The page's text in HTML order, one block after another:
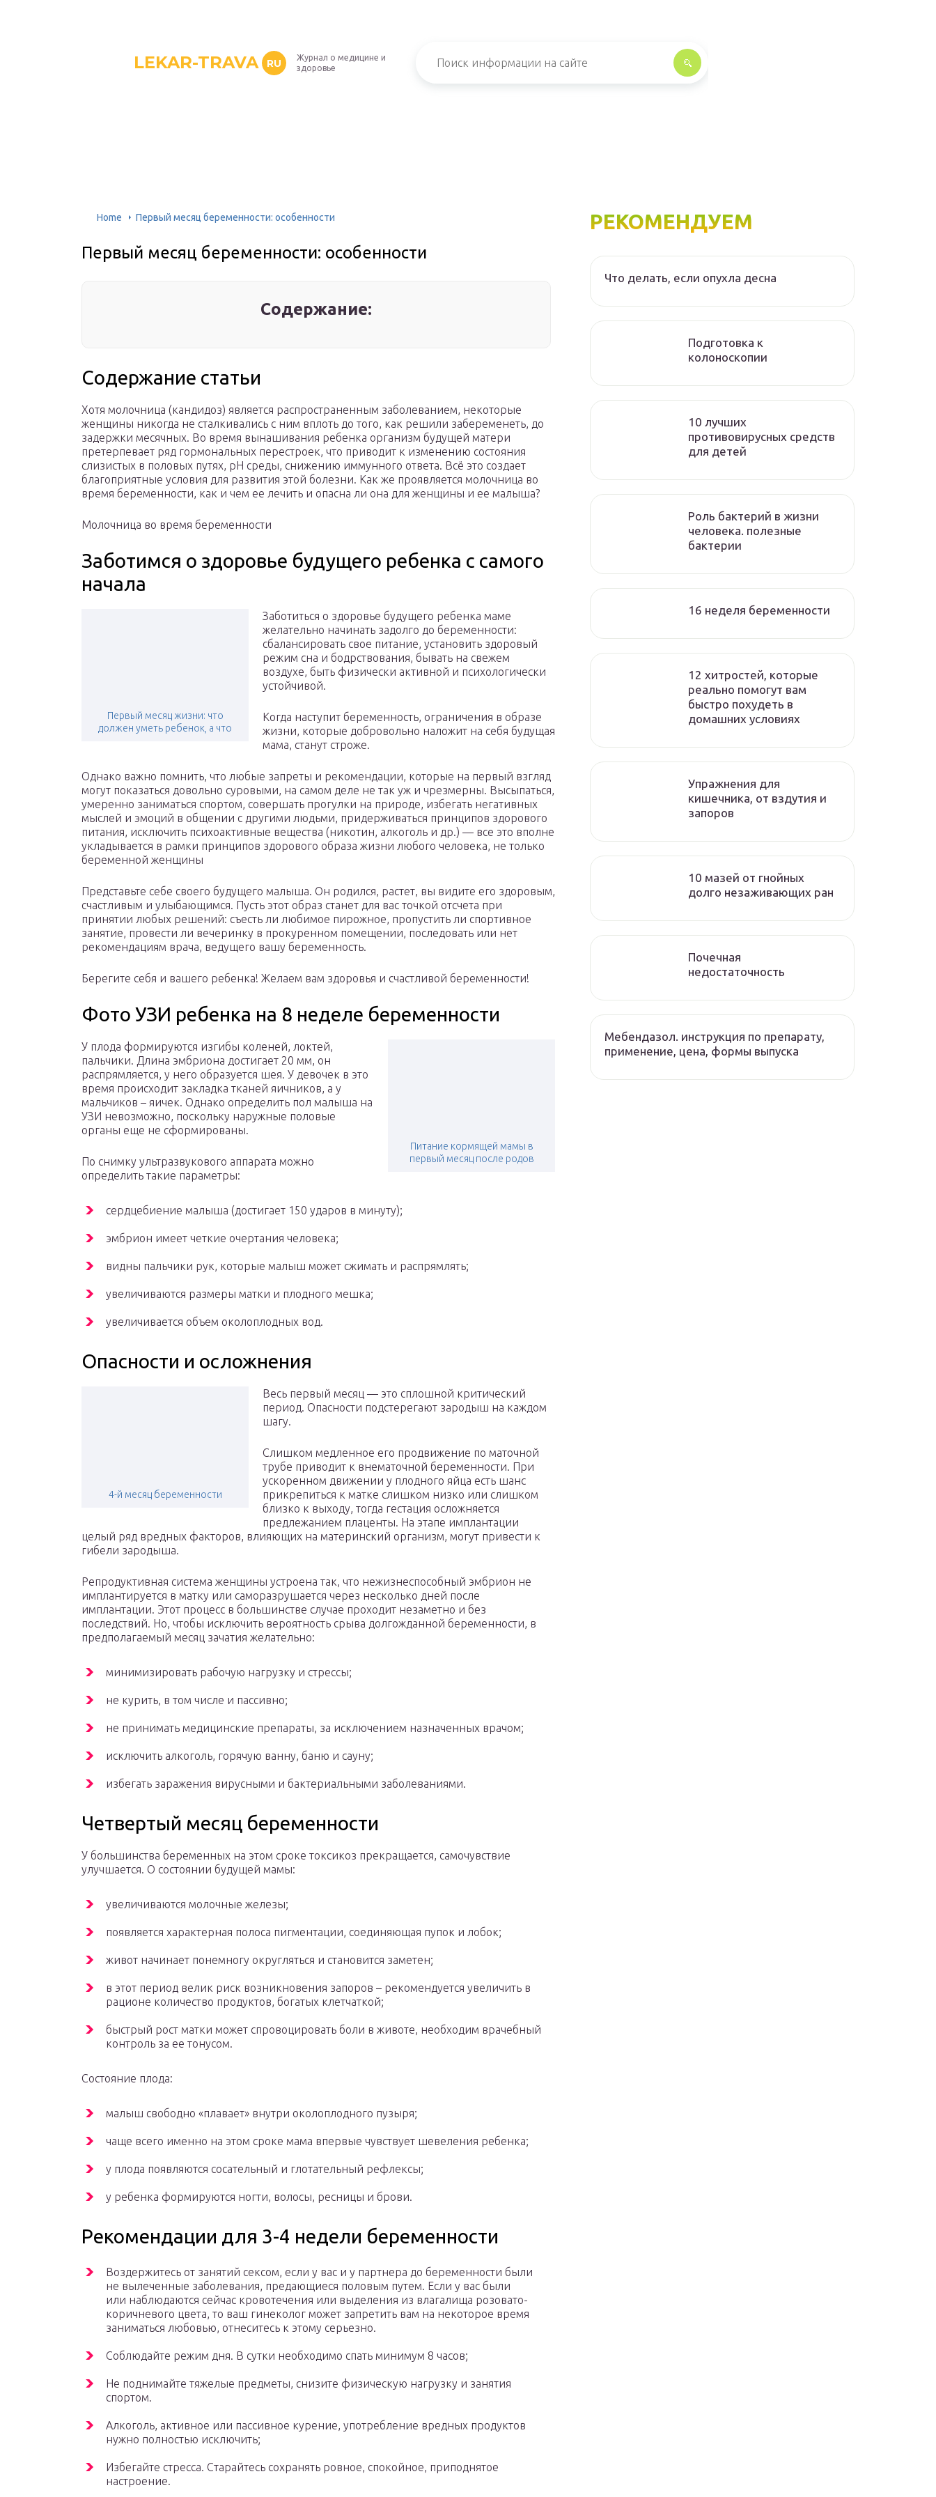
LEKAR-TRAVA RU
Журнал о медицине и
здоровье
Home Первый месяц беременности: особенности
Первый месяц беременности: особенности
Содержание:
Содержание статьи
Хотя молочница (кандидоз) является распространенным заболеванием, некоторые
женщины никогда не сталкивались с ним вплоть до того, как решили забеременеть, до
задержки месячных. Во время вынашивания ребенка организм будущей матери
претерпевает ряд гормональных перестроек, что приводит к изменению состояния
слизистых в половых путях, рН среды, снижению иммунного ответа. Всё это создает
благоприятные условия для развития этой болезни. Как же проявляется молочница во
время беременности, как и чем ее лечить и опасна ли она для женщины и ее малыша?
Молочница во время беременности
Заботимся о здоровье будущего ребенка с самого
начала
Первый месяц жизни: что
должен уметь ребенок, а что
Заботиться о здоровье будущего ребенка маме
желательно начинать задолго до беременности:
сбалансировать свое питание, установить здоровый
режим сна и бодрствования, бывать на свежем
воздухе, быть физически активной и психологически
устойчивой.
Когда наступит беременность, ограничения в образе
жизни, которые добровольно наложит на себя будущая
мама, станут строже.
Однако важно помнить, что любые запреты и рекомендации, которые на первый взгляд
могут показаться довольно суровыми, на самом деле не так уж и чрезмерны. Высыпаться,
умеренно заниматься спортом, совершать прогулки на природе, избегать негативных
мыслей и эмоций в общении с другими людьми, придерживаться принципов здорового
питания, исключить психоактивные вещества (никотин, алкоголь и др.) — все это вполне
укладывается в рамки принципов здорового образа жизни любого человека, не только
беременной женщины
Представьте себе своего будущего малыша. Он родился, растет, вы видите его здоровым,
счастливым и улыбающимся. Пусть этот образ станет для вас точкой отсчета при
принятии любых решений: съесть ли любимое пирожное, пропустить ли спортивное
занятие, провести ли вечеринку в прокуренном помещении, последовать или нет
рекомендациям врача, ведущего вашу беременность.
Берегите себя и вашего ребенка! Желаем вам здоровья и счастливой беременности!
Фото УЗИ ребенка на 8 неделе беременности
Питание кормящей мамы в
первый месяц после родов
У плода формируются изгибы коленей, локтей,
пальчики. Длина эмбриона достигает 20 мм, он
распрямляется, у него образуется шея. У девочек в это
время происходит закладка тканей яичников, а у
мальчиков – яичек. Однако определить пол малыша на
УЗИ невозможно, поскольку наружные половые
органы еще не сформированы.
По снимку ультразвукового аппарата можно
определить такие параметры:
сердцебиение малыша (достигает 150 ударов в минуту);
эмбрион имеет четкие очертания человека;
видны пальчики рук, которые малыш может сжимать и распрямлять;
увеличиваются размеры матки и плодного мешка;
увеличивается объем околоплодных вод.
Опасности и осложнения
4-й месяц беременности
Весь первый месяц — это сплошной критический
период. Опасности подстерегают зародыш на каждом
шагу.
Слишком медленное его продвижение по маточной
трубе приводит к внематочной беременности. При
ускоренном движении у плодного яйца есть шанс
прикрепиться к матке слишком низко или слишком
близко к выходу, тогда гестация осложняется
предлежанием плаценты. На этапе имплантации
целый ряд вредных факторов, влияющих на материнский организм, могут привести к
гибели зародыша.
Репродуктивная система женщины устроена так, что нежизнеспособный эмбрион не
имплантируется в матку или саморазрушается через несколько дней после
имплантации. Этот процесс в большинстве случае проходит незаметно и без
последствий. Но, чтобы исключить вероятность срыва долгожданной беременности, в
предполагаемый месяц зачатия желательно:
минимизировать рабочую нагрузку и стрессы;
не курить, в том числе и пассивно;
не принимать медицинские препараты, за исключением назначенных врачом;
исключить алкоголь, горячую ванну, баню и сауну;
избегать заражения вирусными и бактериальными заболеваниями.
Четвертый месяц беременности
У большинства беременных на этом сроке токсикоз прекращается, самочувствие
улучшается. О состоянии будущей мамы:
увеличиваются молочные железы;
появляется характерная полоса пигментации, соединяющая пупок и лобок;
живот начинает понемногу округляться и становится заметен;
в этот период велик риск возникновения запоров – рекомендуется увеличить в
рационе количество продуктов, богатых клетчаткой;
быстрый рост матки может спровоцировать боли в животе, необходим врачебный
контроль за ее тонусом.
Состояние плода:
малыш свободно «плавает» внутри околоплодного пузыря;
чаще всего именно на этом сроке мама впервые чувствует шевеления ребенка;
у плода появляются сосательный и глотательный рефлексы;
у ребенка формируются ногти, волосы, ресницы и брови.
Рекомендации для 3-4 недели беременности
Воздержитесь от занятий сексом, если у вас и у партнера до беременности были
не вылеченные заболевания, предающиеся половым путем. Если у вас были
или наблюдаются сейчас кровотечения или выделения из влагалища розовато-
коричневого цвета, то ваш гинеколог может запретить вам на некоторое время
заниматься любовью, отнеситесь к этому серьезно.
Соблюдайте режим дня. В сутки необходимо спать минимум 8 часов;
Не поднимайте тяжелые предметы, снизите физическую нагрузку и занятия
спортом.
Алкоголь, активное или пассивное курение, употребление вредных продуктов
нужно полностью исключить;
Избегайте стресса. Старайтесь сохранять ровное, спокойное, приподнятое
настроение.
РЕКОМЕНДУЕМ
Что делать, если опухла десна
Подготовка к
колоноскопии
10 лучших
противовирусных средств
для детей
Роль бактерий в жизни
человека. полезные
бактерии
16 неделя беременности
12 хитростей, которые
реально помогут вам
быстро похудеть в
домашних условиях
Упражнения для
кишечника, от вздутия и
запоров
10 мазей от гнойных
долго незаживающих ран
Почечная
недостаточность
Мебендазол. инструкция по препарату,
применение, цена, формы выпуска